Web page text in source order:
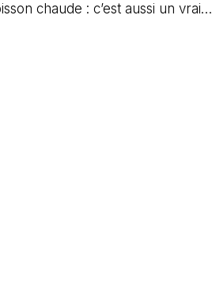
chaude : c’est aussi un vrai…